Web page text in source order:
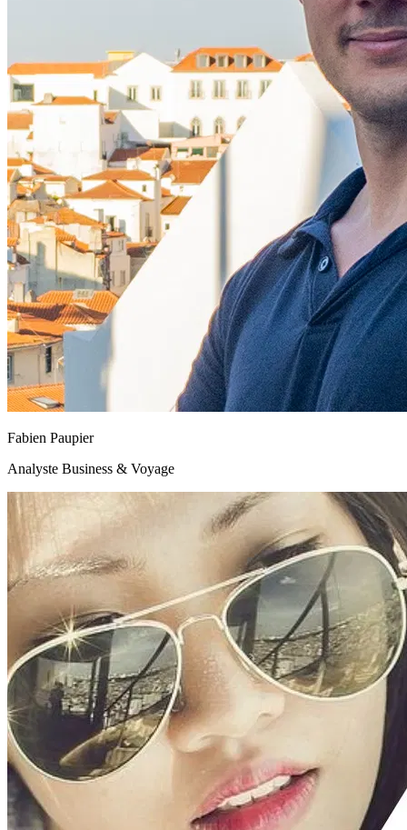
Fabien Paupier
Analyste Business & Voyage